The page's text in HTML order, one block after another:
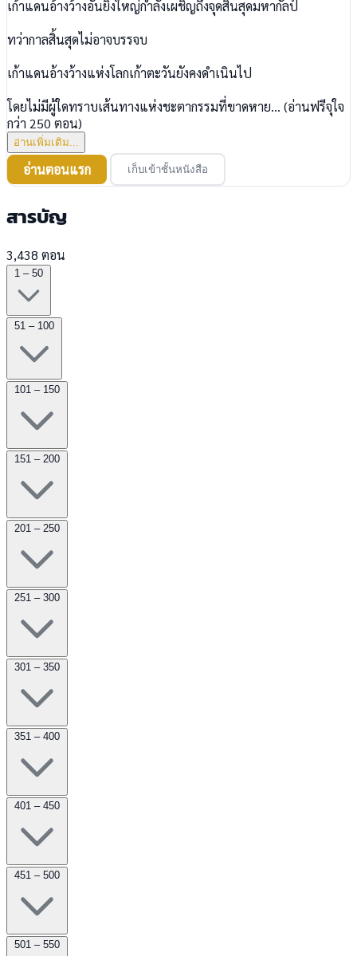
เก้าแดนอ้างว้างอันยิ่งใหญ่กำลังเผชิญถึงจุดสิ้นสุดมหากัลป์
ทว่ากาลสิ้นสุดไม่อาจบรรจบ
เก้าแดนอ้างว้างแห่งโลกเก้าตะวันยังคงดำเนินไป
โดยไม่มีผู้ใดทราบเส้นทางแห่งชะตากรรมที่ขาดหาย... (อ่านฟรีจุใจ
กว่า 250 ตอน)
อ่านเพิ่มเติม...
อ่านตอนแรก เก็บเข้าชั้นหนังสือ
สารบัญ
3,438 ตอน
1 – 50
51 – 100
101 – 150
151 – 200
201 – 250
251 – 300
301 – 350
351 – 400
401 – 450
451 – 500
501 – 550